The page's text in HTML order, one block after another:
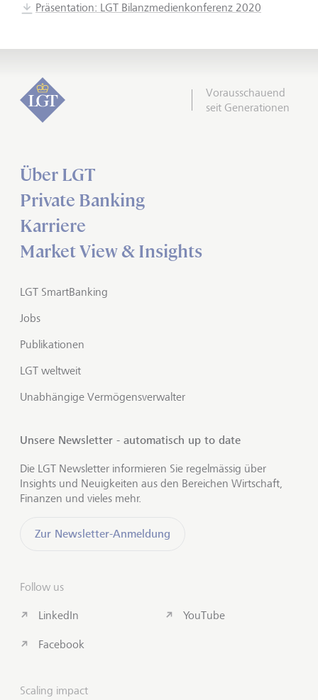
Präsentation: LGT Bilanzmedienkonferenz 2020
Vorausschauend
seit Generationen
Über LGT
Private Banking
Karriere
Market View & Insights
LGT SmartBanking
Jobs
Publikationen
LGT weltweit
Unabhängige Vermögensverwalter
Unsere Newsletter - automatisch up to date
Die LGT Newsletter informieren Sie regelmässig über
Insights und Neuigkeiten aus den Bereichen Wirtschaft,
Finanzen und vieles mehr.
Zur Newsletter-Anmeldung
Follow us
LinkedIn
Facebook
YouTube
Scaling impact